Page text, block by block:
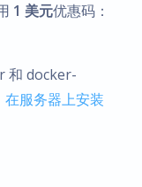
1 美元优惠码：
和 docker-
在服务器上安装